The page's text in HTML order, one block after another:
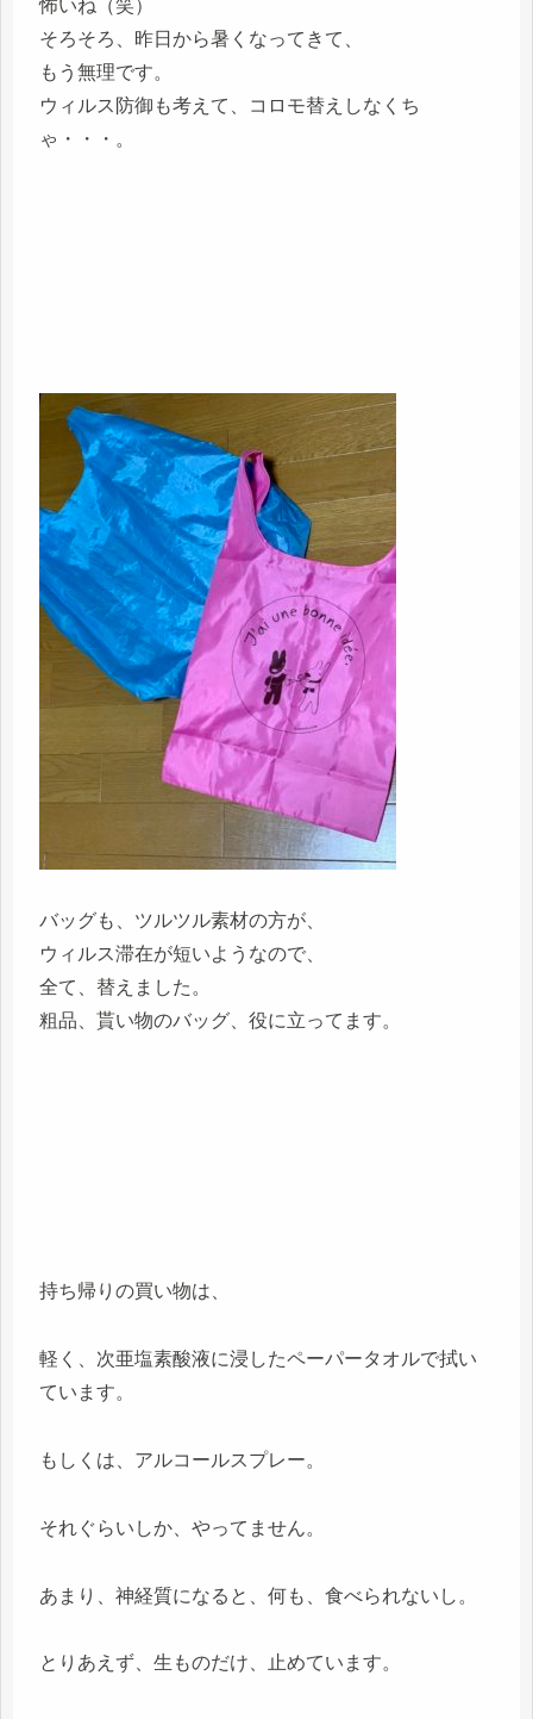
怖いね（笑）
そろそろ、昨日から暑くなってきて、
もう無理です。
ウィルス防御も考えて、コロモ替えしなくち
ゃ・・・。
バッグも、ツルツル素材の方が、
ウィルス滞在が短いようなので、
全て、替えました。
粗品、貰い物のバッグ、役に立ってます。
持ち帰りの買い物は、
軽く、次亜塩素酸液に浸したペーパータオルで拭い
ています。
もしくは、アルコールスプレー。
それぐらいしか、やってません。
あまり、神経質になると、何も、食べられないし。
とりあえず、生ものだけ、止めています。